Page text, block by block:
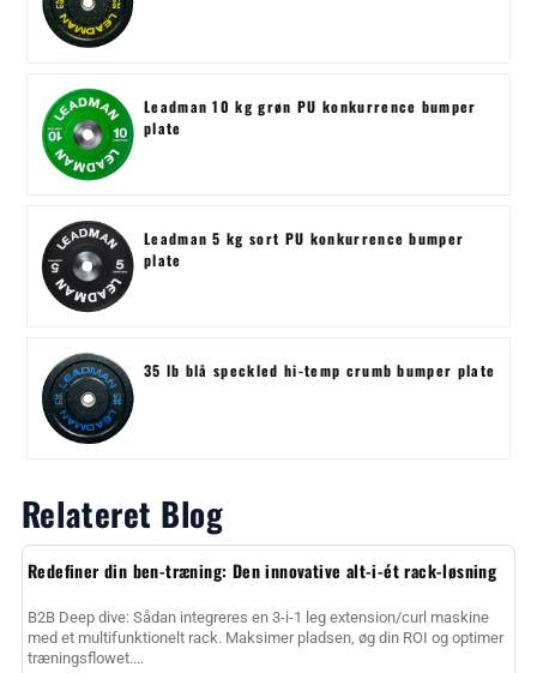
Leadman 10 kg grøn PU konkurrence bumper
plate
Leadman 5 kg sort PU konkurrence bumper
plate
35 lb blå speckled hi-temp crumb bumper plate
Relateret Blog
Redefiner din ben-træning: Den innovative alt-i-ét rack-løsning
B2B Deep dive: Sådan integreres en 3-i-1 leg extension/curl maskine
med et multifunktionelt rack. Maksimer pladsen, øg din ROI og optimer
træningsflowet....